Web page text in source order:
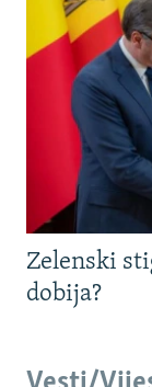
Zelenski
dobija?